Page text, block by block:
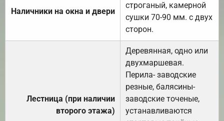
Наличники на окна и двери
строганый, камерной
сушки 70-90 мм. с двух
сторон.
Лестница (при наличии
второго этажа)
Деревянная, одно или
двухмаршевая.
Перила- заводские
резные, балясины-
заводские точеные,
устанавливаются